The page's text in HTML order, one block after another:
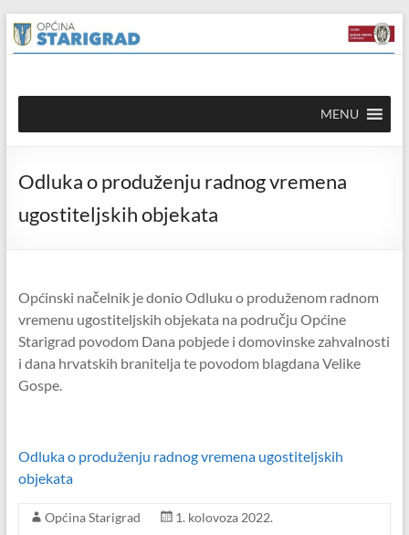
content
Skip
to
content
Općina
Starigrad
mrežna
stranica
MENU
Odluka o produženju radnog vremena
ugostiteljskih objekata
Općinski načelnik je donio Odluku o produženom radnom
vremenu ugostiteljskih objekata na području Općine
Starigrad povodom Dana pobjede i domovinske zahvalnosti
i dana hrvatskih branitelja te povodom blagdana Velike
Gospe.
Odluka o produženju radnog vremena ugostiteljskih
objekata
Općina Starigrad
1. kolovoza 2022.